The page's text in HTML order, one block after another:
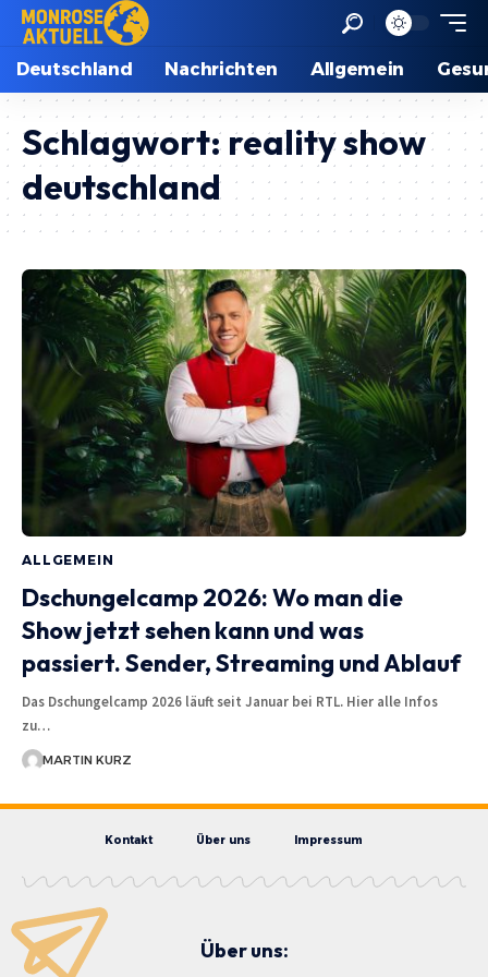
Deutschland Nachrichten Allgemein
Schlagwort: reality show
deutschland
ALLGEMEIN
Dschungelcamp 2026: Wo man die
Show jetzt sehen kann und was
passiert. Sender, Streaming und Ablauf
Das Dschungelcamp 2026 läuft seit Januar bei RTL. Hier alle Infos
zu…
MARTIN KURZ
Kontakt Über uns Impressum
Über uns: